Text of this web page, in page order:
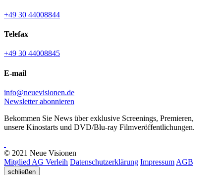
+49 30 44008844
Telefax
+49 30 44008845
E-mail
info@neuevisionen.de
Newsletter abonnieren
Bekommen Sie News über exklusive Screenings, Premieren,
unsere Kinostarts und DVD/Blu-ray Filmveröffentlichungen.
© 2021 Neue Visionen
Mitglied AG Verleih Datenschutzerklärung Impressum AGB
schließen